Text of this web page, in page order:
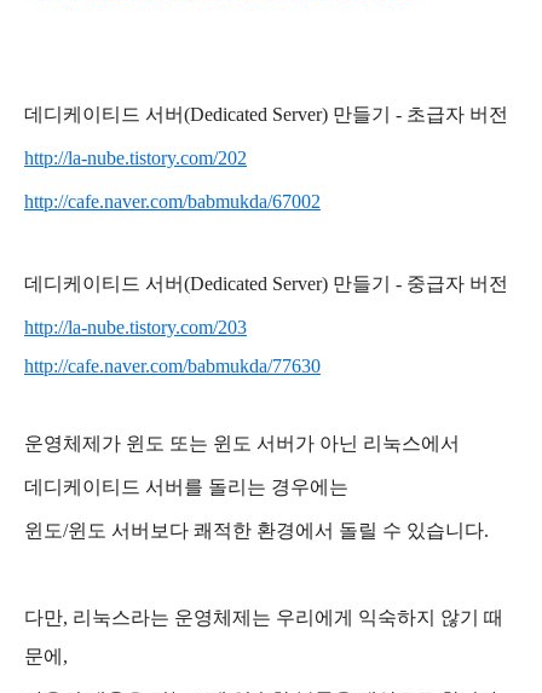
데디케이티드 서버(Dedicated Server) 만들기 - 초급자 버전
http://la-nube.tistory.com/202
http://cafe.naver.com/babmukda/67002
데디케이티드 서버(Dedicated Server) 만들기 - 중급자 버전
http://la-nube.tistory.com/203
http://cafe.naver.com/babmukda/77630
운영체제가 윈도 또는 윈도 서버가 아닌 리눅스에서
데디케이티드 서버를 돌리는 경우에는
윈도/윈도 서버보다 쾌적한 환경에서 돌릴 수 있습니다.
다만, 리눅스라는 운영체제는 우리에게 익숙하지 않기 때
문에,